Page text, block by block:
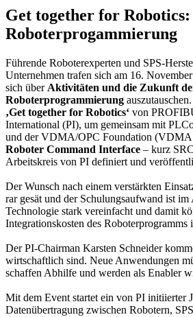
Get together for
Roboterprogammierung
Führende Roboterexperten und SPS-
Unternehmen trafen sich am 16.
sich über Aktivitäten und die Zukunft
Roboterprogrammierung
‚Get together for Robotics‘ von
International (PI), um gemeinsam mit
und der VDMA/OPC Foundation (VDMA
Roboter Command Interface – kurz
Arbeitskreis von PI definiert und
Der Wunsch nach einem verstärkten
rar gesät und der Schulungsaufwand ist
Technologie stark vereinfacht und damit
Integrationskosten des
Der PI-Chairman Karsten Schneider
wirtschaftlich sind. Neue Anwendungen
schaffen Abhilfe und werden als Enabler
Mit dem Event startet ein von PI initiierter
Datenübertragung zwischen Robotern,